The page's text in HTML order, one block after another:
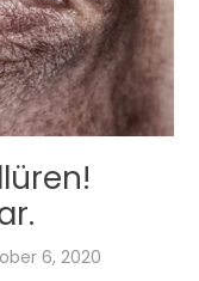
6, 2020